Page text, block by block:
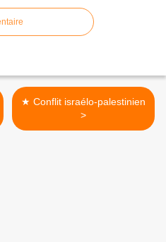
★ Conflit israélo-palestinien
>